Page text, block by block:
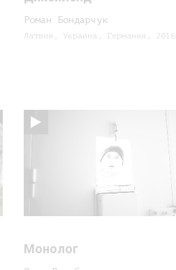
Роман Бондарчук
Латвия, Украина, Германия, 2016
Монолог